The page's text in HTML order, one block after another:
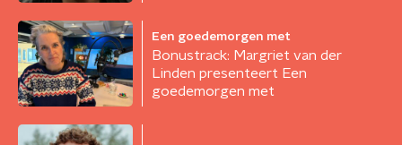
Een goedemorgen met
Bonustrack: Margriet van der
Linden presenteert Een
goedemorgen met